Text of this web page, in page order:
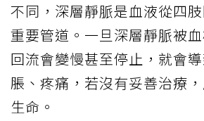
不同，深層靜脈是血液從四
重要管道。一旦深層靜脈被
回流會變慢甚至停止，就會
脹、疼痛，若沒有妥善治療
生命。